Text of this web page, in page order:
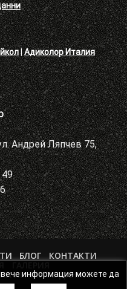
|Адиколор Италия
Андрей Ляпчев 75,
БЛОГ
КОНТАКТИ
ЛИЧНИТЕ ДАННИ
информация можете да